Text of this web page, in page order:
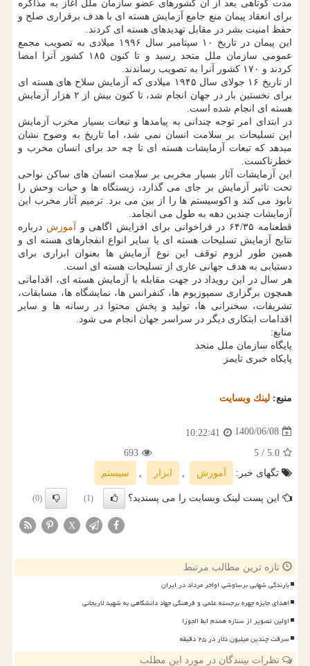
مدت کوتاهی بعد از آن کشورهای عضو سازمان ملل آغاز به مذاکره
برای انعقاد پیمان منع جامع آزمایش هسته ای با هدف برقراری صلح و
حفظ امنیت بشر در مقابل تهدیدهای هسته ای کردند.
این پیمان در تاریخ ۱۰ سپتامبر سال ۱۹۹۶ میلادی به تصویب مجمع
عمومی سازمان ملل متحد رسید و تا کنون ۱۸۵ کشور آنرا امضا
کردند و ۱۷۰ کشور آنرا به تصویب رساندند.
از تاریخ ۱۶ جولای سال ۱۹۴۵ میلادی که آزمایش سلاح های هسته ای
برای نخستین بار در جهان انجام شد، تا کنون بیش از ۲ هزار آزمایش
هسته ای انجام شده است.
در ابتدای امر توجه چندانی به پیامدها و تبعات بسیار مخرب آزمایش
این تسلیحات بر سلامت انسان نمی شد، اما تاریخ به وضوح نشان
میدهد که تبعات آزمایشات هسته ای تا چه حد برای انسان مخرب و
خطرناکست.
این آزمایشات آثار بسیار مخربی بر سلامت انسان های ساکن نواحی
تحت تاثیر آزمایش بر جای می گذارد، زیستگاه ها و حیات وحش را
نابود می کند و اکوسیستم ها را از بین می برد. ترمیم آثار مخرب این
آزمایشات چندین دهه به طول می انجامد.
قطعنامه ۶۴/۳۵ در فراخوانی برای افزایش اگاهی و
آموزش درباره
نتایج آزمایش تسلیحات هسته ای یا سایر انواع انفجارهای هسته ای و
همین طور لزوم توقف این نوع آزمایش ها بعنوان ابزاری برای
دستیابی به هدف جهانی عاری از تسلیحات هسته ای است.
هر سال در این رویداد در جهت مقابله با آزمایش هسته ای، اقداماتی
همچون برگزاری سمپوزیوم ها، کنفرانس ها، نمایشگاه ها، مسابقات،
تشریفات، سخنرانی ها، تولید و پخش محتوا در رسانه ها و سایر
اقدامات ابتکاری دیگر در سراسر جهان انجام می شود.
منابع:
پایگاه سازمان ملل متحد
پایکاه خبری تایمز
منبع: لینك وبسایت
1400/06/08
10:22:41
5.0
/ 5
693
تگهای خبر:
آموزش ابزار سیستم
این پست لینک وبسایت را می پسندید؟ (1)
(0)
X
تازه ترین مطالب مرتبط
بارندگی شهابی برساوشی اواخر مرداد در ایران
اهدای جایزه چهره برجسته علمی و فرهنگی جهاد دانشگاهی به شهید لاریجانی
اولین تصویر از ستاره همدم ابط الجوزا
سرقت چندین میلیون دلار در ۲۵ دقیقه
نظرات بینندگان در مورد این مطلب